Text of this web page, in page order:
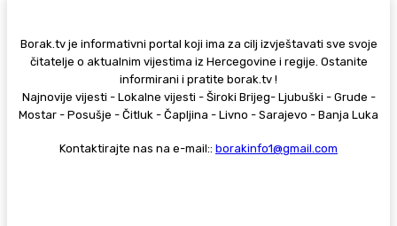
Borak.tv je informativni portal koji ima za cilj izvještavati sve svoje
čitatelje o aktualnim vijestima iz Hercegovine i regije. Ostanite
informirani i pratite borak.tv !
Najnovije vijesti - Lokalne vijesti - Široki Brijeg- Ljubuški - Grude -
Mostar - Posušje - Čitluk - Čapljina - Livno - Sarajevo - Banja Luka
Kontaktirajte nas na e-mail:: borakinfo1@gmail.com